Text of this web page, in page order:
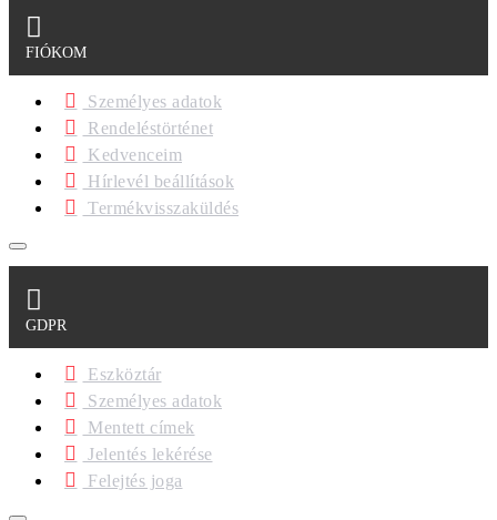
FIÓKOM
Személyes adatok
Rendeléstörténet
Kedvenceim
Hírlevél beállítások
Termékvisszaküldés
GDPR
Eszköztár
Személyes adatok
Mentett címek
Jelentés lekérése
Felejtés joga